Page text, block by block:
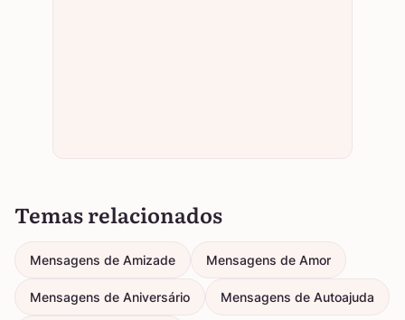
Temas relacionados
Mensagens de Amizade Mensagens de Amor
Mensagens de Aniversário Mensagens de Autoajuda